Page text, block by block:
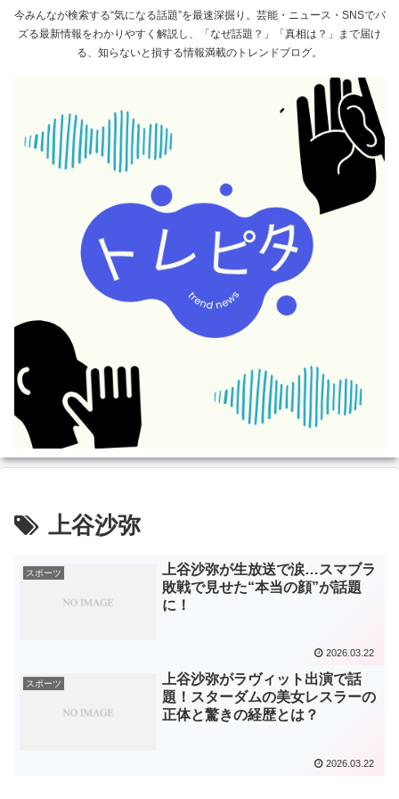
今みんなが検索する“気になる話題”を最速深掘り。芸能・ニュース・SNSでバ
ズる最新情報をわかりやすく解説し、「なぜ話題？」「真相は？」まで届け
る、知らないと損する情報満載のトレンドブログ。
上谷沙弥
スポーツ
上谷沙弥が生放送で涙…スマブラ
敗戦で見せた“本当の顔”が話題
に！
2026.03.22
スポーツ
上谷沙弥がラヴィット出演で話
題！スターダムの美女レスラーの
正体と驚きの経歴とは？
2026.03.22